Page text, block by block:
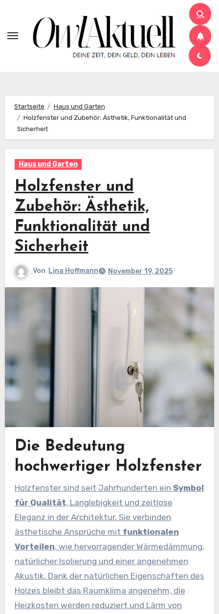
springen
Startseite
Haus und Garten
Holzfenster und Zubehör: Ästhetik, Funktionalität und
Sicherheit
Haus und Garten
Holzfenster und
Zubehör: Ästhetik,
Funktionalität und
Sicherheit
Von Lina Hoffmann November 19, 2025
Die Bedeutung
hochwertiger Holzfenster
Holzfenster sind seit Jahrhunderten ein Symbol
für Qualität, Langlebigkeit und zeitlose
Eleganz in der Architektur. Sie verbinden
ästhetische Ansprüche mit funktionalen
Vorteilen, wie hervorragender Wärmedämmung,
natürlicher Isolierung und einer angenehmen
Akustik. Dank der natürlichen Eigenschaften des
Holzes bleibt das Raumklima angenehm, die
Heizkosten werden reduziert und Lärm von